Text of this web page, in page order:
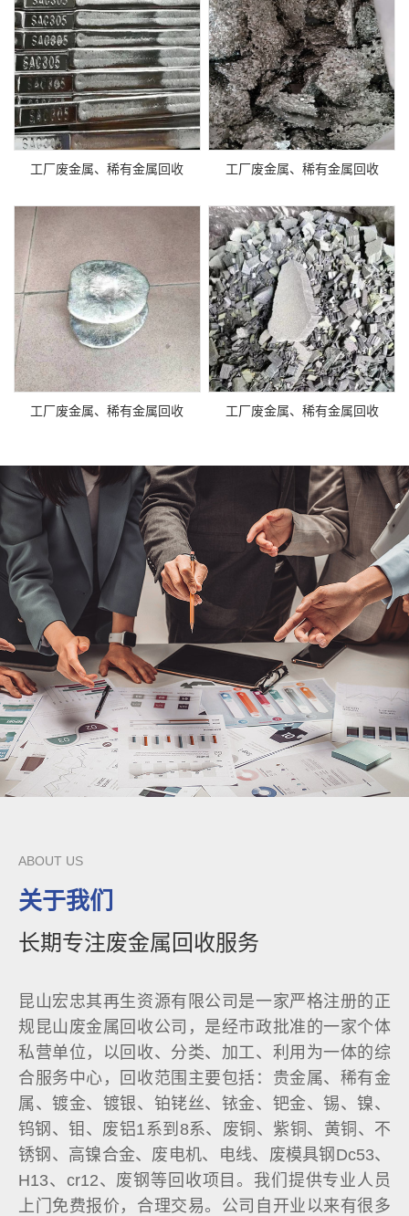
工厂废金属、稀有金属回收 工厂废金属、稀有金属回收
工厂废金属、稀有金属回收 工厂废金属、稀有金属回收
ABOUT US
关于我们
长期专注废金属回收服务
昆山宏忠其再生资源有限公司是一家严格注册的正
规昆山废金属回收公司，是经市政批准的一家个体
私营单位，以回收、分类、加工、利用为一体的综
合服务中心，回收范围主要包括：贵金属、稀有金
属、镀金、镀银、铂铑丝、铱金、钯金、锡、镍、
钨钢、钼、废铝1系到8系、废铜、紫铜、黄铜、不
锈钢、高镍合金、废电机、电线、废模具钢Dc53、
H13、cr12、废钢等回收项目。我们提供专业人员
上门免费报价，合理交易。公司自开业以来有很多